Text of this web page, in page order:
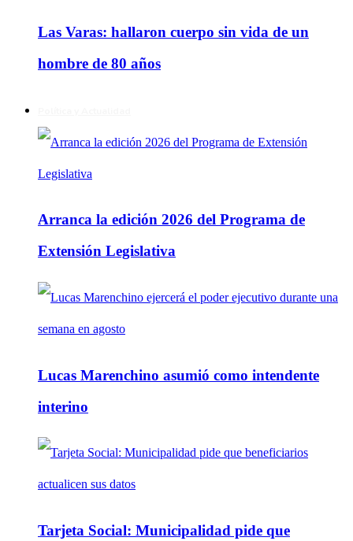
Las Varas: hallaron cuerpo sin vida de un
hombre de 80 años
Arranca la edición 2026 del Programa de
Extensión Legislativa
Lucas Marenchino asumió como intendente
interino
Tarjeta Social: Municipalidad pide que